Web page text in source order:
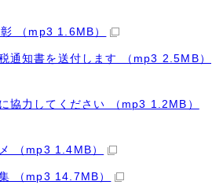
（mp3 1.6MB）
通知書を送付します （mp3 2.5MB）
協力してください （mp3 1.2MB）
（mp3 1.4MB）
（mp3 14.7MB）